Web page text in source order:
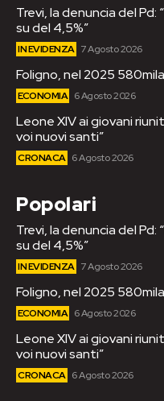
Trevi, la denuncia del
su del 4,5%”
IN EVIDENZA 7 Agosto 2026
Foligno, nel 2025
ECONOMIA 6 Agosto 2026
Leone XIV ai giovani
voi nuovi santi”
CRONACA 6 Agosto 2026
Popolari
Trevi, la denuncia del
su del 4,5%”
IN EVIDENZA 7 Agosto 2026
Foligno, nel 2025
ECONOMIA 6 Agosto 2026
Leone XIV ai giovani
voi nuovi santi”
CRONACA 6 Agosto 2026